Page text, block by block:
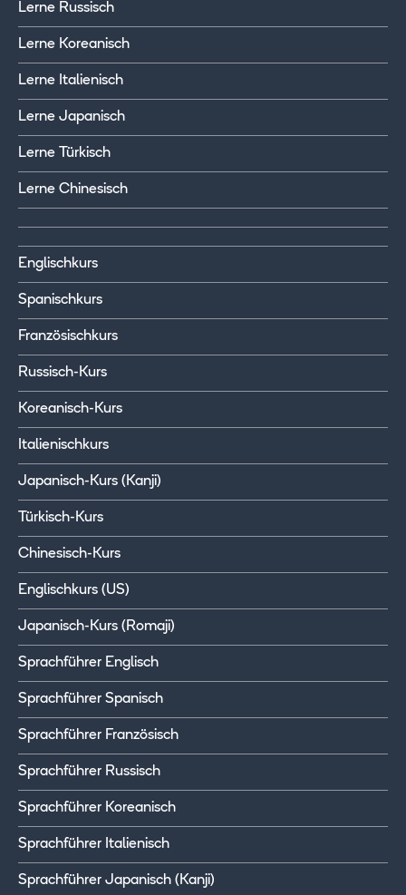
Englischkurs
Sprachführer Englisch
Spanischkurs
Sprachführer Spanisch
Französischkurs
Sprachführer Französisch
Lerne Russisch
Russisch-Kurs
Sprachführer Russisch
Lerne Koreanisch
Koreanisch-Kurs
Sprachführer Koreanisch
Lerne Italienisch
Italienischkurs
Sprachführer Italienisch
Lerne Japanisch
Japanisch-Kurs (Kanji)
Sprachführer Japanisch (Kanji)
Lerne Türkisch
Türkisch-Kurs
Lerne Chinesisch
Chinesisch-Kurs
Englischkurs (US)
Japanisch-Kurs (Romaji)